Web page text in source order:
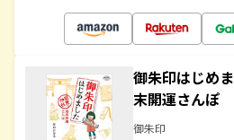
御朱印はじめ
末開運さんぽ
御朱印